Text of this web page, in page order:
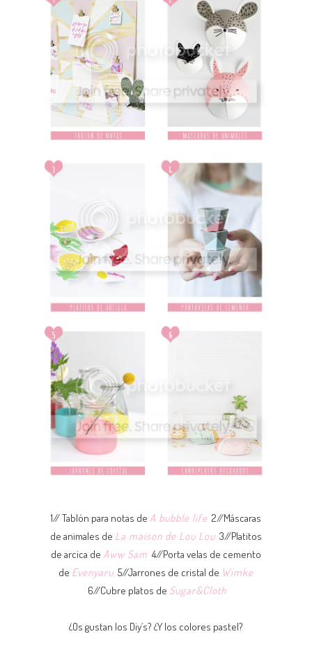
1// Tablón para notas de A bubble life 2//Máscaras
de animales de La maison de Lou Lou 3//Platitos
de arcica de Aww Sam 4//Porta velas de cemento
de Evenyaru 5//Jarrones de cristal de Wimke
6//Cubre platos de Sugar&Cloth
¿Os gustan los Diy´s? ¿Y los colores pastel?